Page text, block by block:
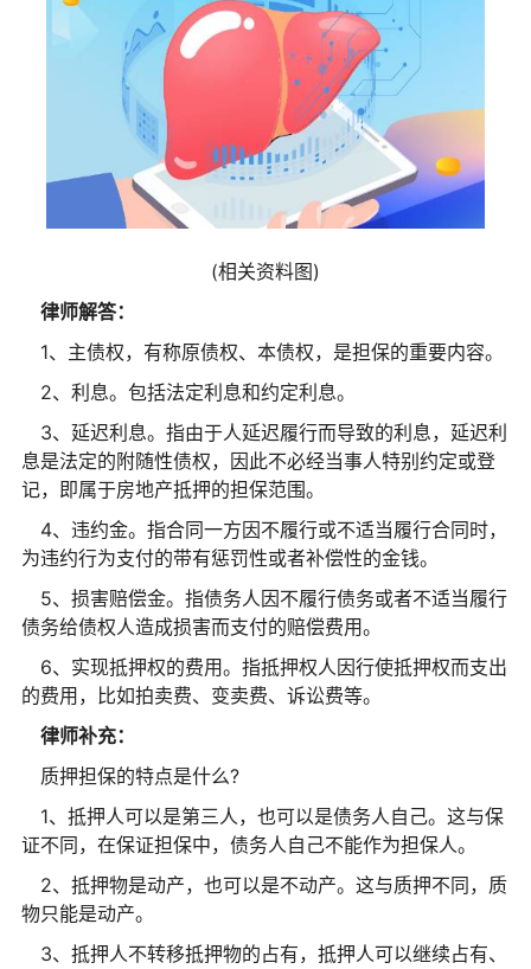
(相关资料图)
律师解答：
1、主债权，有称原债权、本债权，是担保的重要内容。
2、利息。包括法定利息和约定利息。
3、延迟利息。指由于人延迟履行而导致的利息，延迟利
息是法定的附随性债权，因此不必经当事人特别约定或登
记，即属于房地产抵押的担保范围。
4、违约金。指合同一方因不履行或不适当履行合同时，
为违约行为支付的带有惩罚性或者补偿性的金钱。
5、损害赔偿金。指债务人因不履行债务或者不适当履行
债务给债权人造成损害而支付的赔偿费用。
6、实现抵押权的费用。指抵押权人因行使抵押权而支出
的费用，比如拍卖费、变卖费、诉讼费等。
律师补充：
质押担保的特点是什么?
1、抵押人可以是第三人，也可以是债务人自己。这与保
证不同，在保证担保中，债务人自己不能作为担保人。
2、抵押物是动产，也可以是不动产。这与质押不同，质
物只能是动产。
3、抵押人不转移抵押物的占有，抵押人可以继续占有、